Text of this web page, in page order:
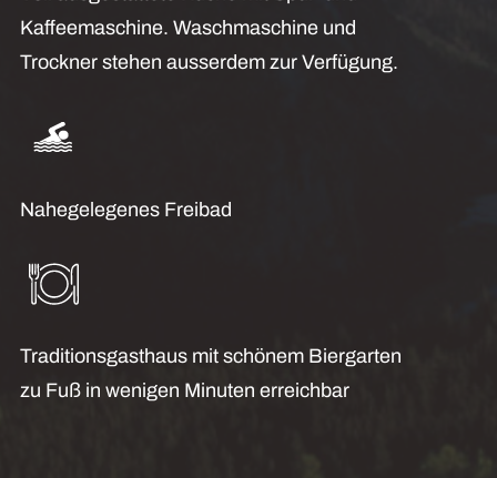
Kaffeemaschine. Waschmaschine und
Trockner stehen ausserdem zur Verfügung.
Nahegelegenes Freibad
Traditionsgasthaus mit schönem Biergarten
zu Fuß in wenigen Minuten erreichbar